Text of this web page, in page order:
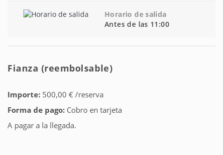
Horario de salida
Antes de las 11:00
Fianza (reembolsable)
Importe: 500,00 € /reserva
Forma de pago: Cobro en tarjeta
A pagar a la llegada.